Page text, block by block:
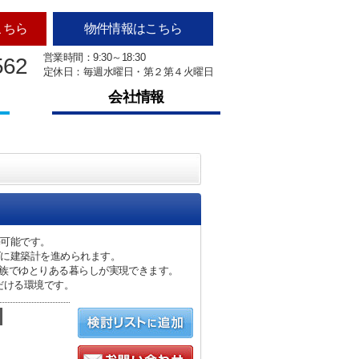
ら 物件情報はこちら
営業時間：9:30～18:30
定休日：毎週水曜日・第２第４火曜日
会社情報
能です。
建築計を進められます。
ゆとりある暮らしが実現できます。
る環境です。